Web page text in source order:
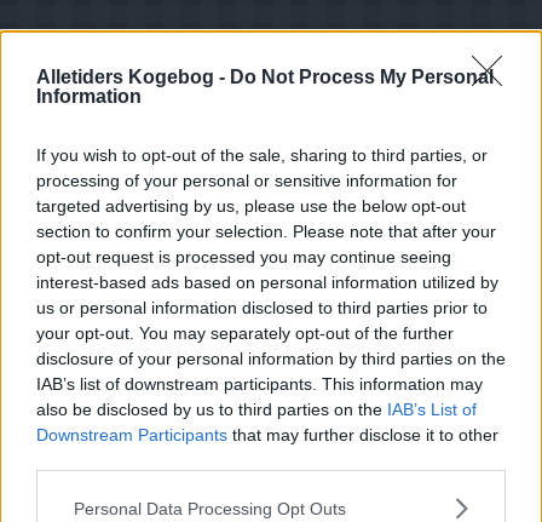
Alletiders Kogebog - Do Not Process My Personal
Information
If you wish to opt-out of the sale, sharing to third parties, or
processing of your personal or sensitive information for
targeted advertising by us, please use the below opt-out
section to confirm your selection. Please note that after your
opt-out request is processed you may continue seeing
interest-based ads based on personal information utilized by
us or personal information disclosed to third parties prior to
your opt-out. You may separately opt-out of the further
disclosure of your personal information by third parties on the
IAB’s list of downstream participants. This information may
also be disclosed by us to third parties on the IAB’s List of
Downstream Participants that may further disclose it to other
Personal Data Processing Opt Outs